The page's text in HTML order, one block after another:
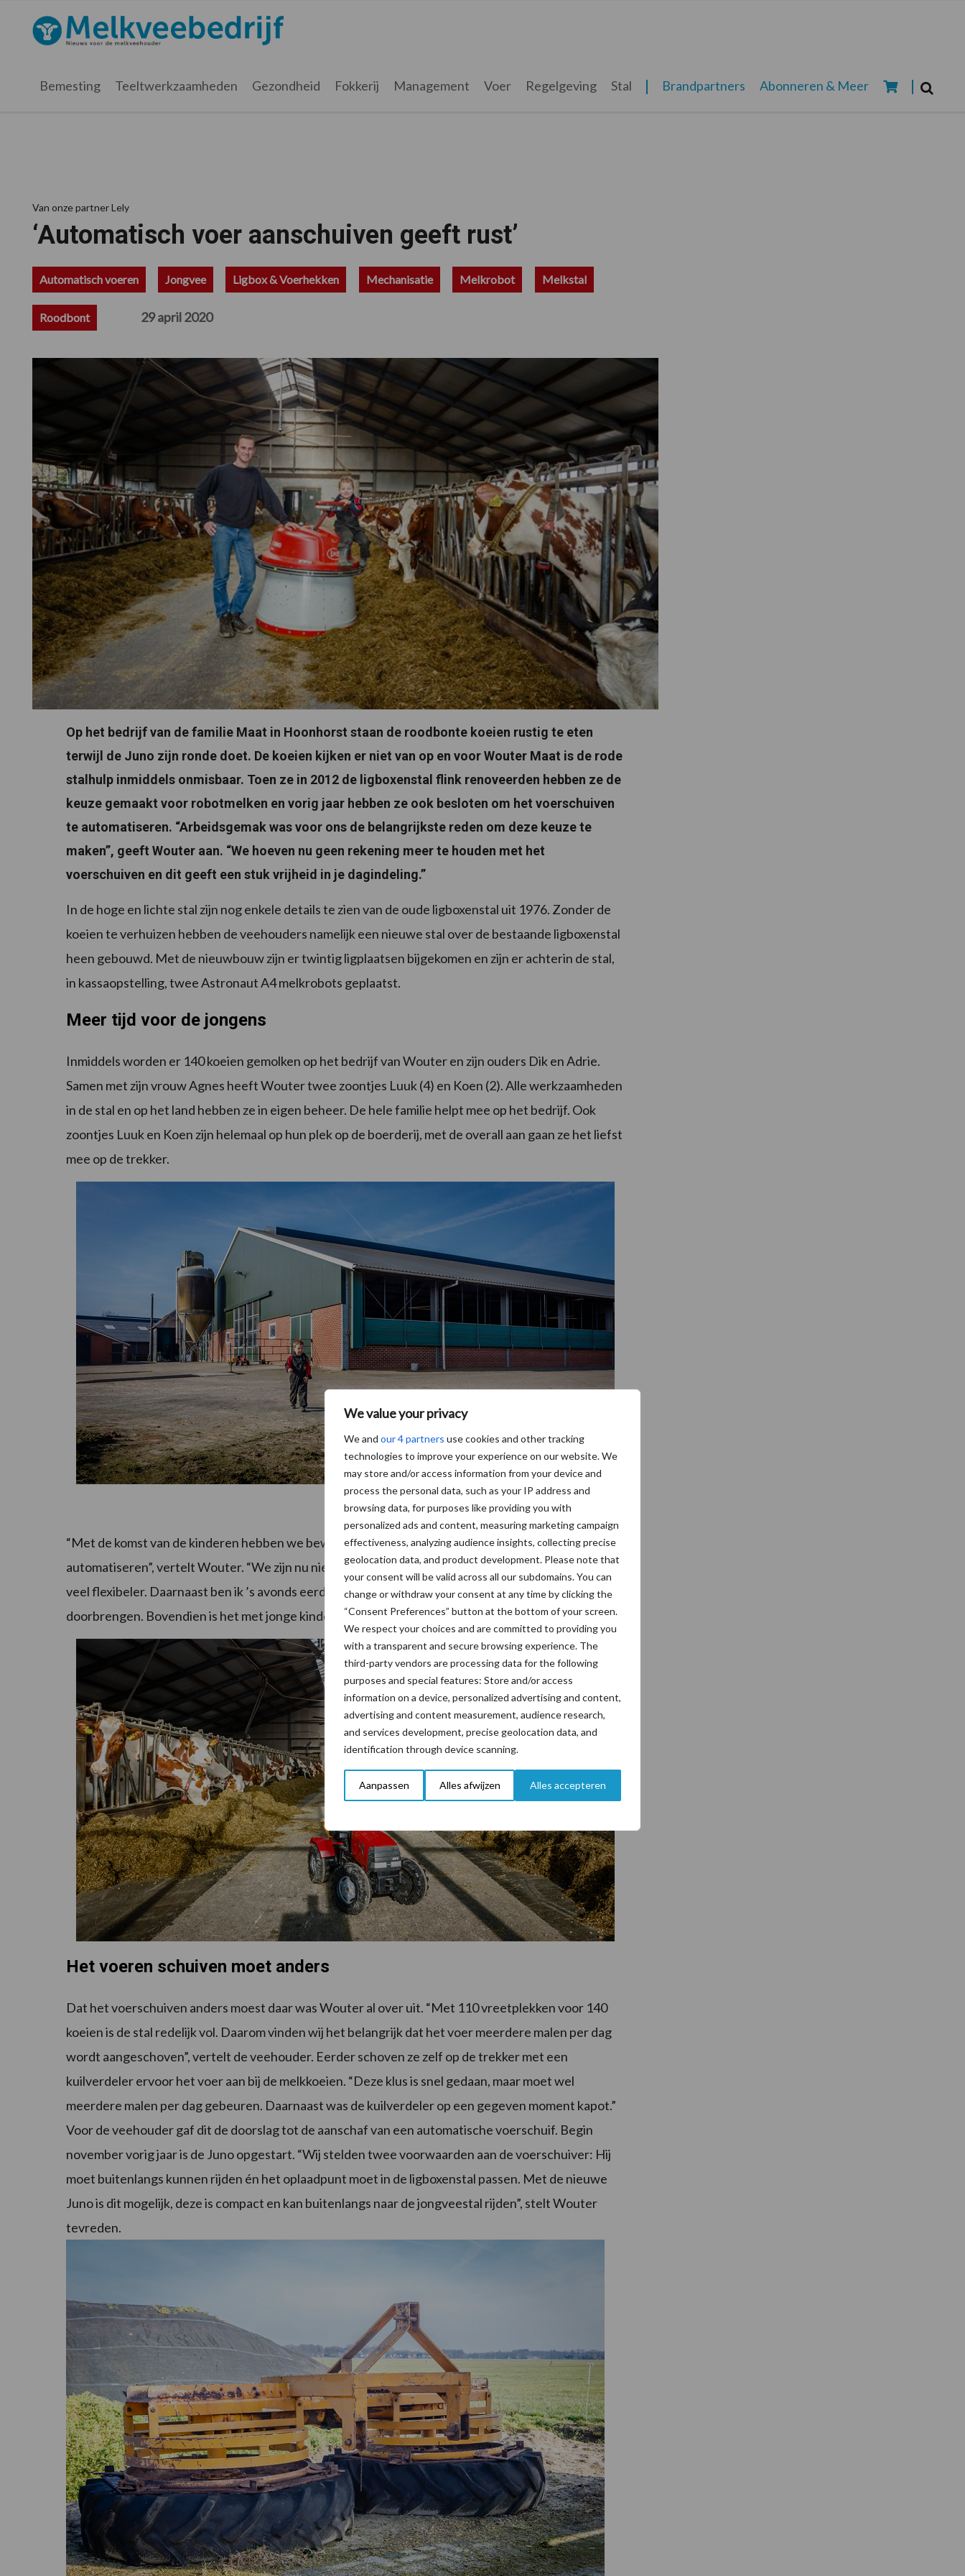
We value your privacy
We and our 4 partners use cookies and other tracking
technologies to improve your experience on our website. We
may store and/or access information from your device and
process the personal data, such as your IP address and
browsing data, for purposes like providing you with
personalized ads and content, measuring marketing campaign
effectiveness, analyzing audience insights, collecting precise
geolocation data, and product development. Please note that
your consent will be valid across all our subdomains. You can
change or withdraw your consent at any time by clicking the
“Consent Preferences” button at the bottom of your screen.
We respect your choices and are committed to providing you
with a transparent and secure browsing experience. The
third-party vendors are processing data for the following
purposes and special features: Store and/or access
information on a device, personalized advertising and content,
advertising and content measurement, audience research,
and services development, precise geolocation data, and
identification through device scanning.
Aanpassen Alles afwijzen Alles accepteren
hoofdnavigatie
hoofd
eerste
voettekst
Melkveebedrijf.nl
Bemesting Teeltwerkzaamheden Gezondheid Fokkerij Management Voer Regelgeving Stal Brandpartners Abonneren & Meer
Van onze partner Lely
‘Automatisch voer aanschuiven geeft rust’
Automatisch voeren Jongvee Ligbox & Voerhekken Mechanisatie Melkrobot Melkstal
Roodbont 29 april 2020
Op het bedrijf van de familie Maat in Hoonhorst staan de roodbonte koeien rustig te eten
terwijl de Juno zijn ronde doet. De koeien kijken er niet van op en voor Wouter Maat is de rode
stalhulp inmiddels onmisbaar. Toen ze in 2012 de ligboxenstal flink renoveerden hebben ze de
keuze gemaakt voor robotmelken en vorig jaar hebben ze ook besloten om het voerschuiven
te automatiseren. “Arbeidsgemak was voor ons de belangrijkste reden om deze keuze te
maken”, geeft Wouter aan. “We hoeven nu geen rekening meer te houden met het
voerschuiven en dit geeft een stuk vrijheid in je dagindeling.”
In de hoge en lichte stal zijn nog enkele details te zien van de oude ligboxenstal uit 1976. Zonder de
koeien te verhuizen hebben de veehouders namelijk een nieuwe stal over de bestaande ligboxenstal
heen gebouwd. Met de nieuwbouw zijn er twintig ligplaatsen bijgekomen en zijn er achterin de stal,
in kassaopstelling, twee Astronaut A4 melkrobots geplaatst.
Meer tijd voor de jongens
Inmiddels worden er 140 koeien gemolken op het bedrijf van Wouter en zijn ouders Dik en Adrie.
Samen met zijn vrouw Agnes heeft Wouter twee zoontjes Luuk (4) en Koen (2). Alle werkzaamheden
in de stal en op het land hebben ze in eigen beheer. De hele familie helpt mee op het bedrijf. Ook
zoontjes Luuk en Koen zijn helemaal op hun plek op de boerderij, met de overall aan gaan ze het liefst
mee op de trekker.
“Met de komst van de kinderen hebben we bewust gekozen om bepaalde werkzaamheden te
automatiseren”, vertelt Wouter. “We zijn nu niet meer gebonden aan vaste tijden en ons dagritme is
veel flexibeler. Daarnaast ben ik ’s avonds eerder in huis waardoor ik meer tijd met de jongens kan
doorbrengen. Bovendien is het met jonge kinderen druk genoeg”, lacht hij.
Het voeren schuiven moet anders
Dat het voerschuiven anders moest daar was Wouter al over uit. “Met 110 vreetplekken voor 140
koeien is de stal redelijk vol. Daarom vinden wij het belangrijk dat het voer meerdere malen per dag
wordt aangeschoven”, vertelt de veehouder. Eerder schoven ze zelf op de trekker met een
kuilverdeler ervoor het voer aan bij de melkkoeien. “Deze klus is snel gedaan, maar moet wel
meerdere malen per dag gebeuren. Daarnaast was de kuilverdeler op een gegeven moment kapot.”
Voor de veehouder gaf dit de doorslag tot de aanschaf van een automatische voerschuif. Begin
november vorig jaar is de Juno opgestart. “Wij stelden twee voorwaarden aan de voerschuiver: Hij
moet buitenlangs kunnen rijden én het oplaadpunt moet in de ligboxenstal passen. Met de nieuwe
Juno is dit mogelijk, deze is compact en kan buitenlangs naar de jongveestal rijden”, stelt Wouter
tevreden.